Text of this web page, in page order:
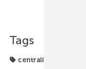
Tags
centraline-seminar